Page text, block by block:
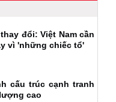
đổi: Việt Nam cần
vì 'những chiếc tổ'
cấu trúc cạnh tranh
cao